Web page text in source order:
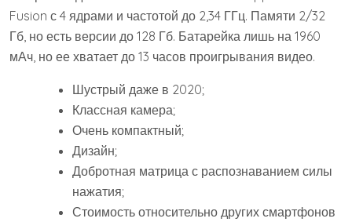
Fusion с 4 ядрами и частотой до 2,34 ГГц. Памяти 2/32
Гб, но есть версии до 128 Гб. Батарейка лишь на 1960
мАч, но ее хватает до 13 часов проигрывания видео.
Шустрый даже в 2020;
Классная камера;
Очень компактный;
Дизайн;
Добротная матрица с распознаванием силы
нажатия;
Стоимость относительно других смартфонов